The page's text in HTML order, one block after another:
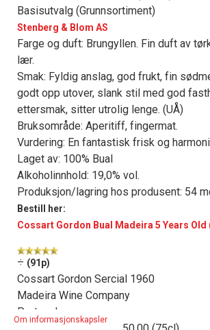
Basisutvalg (Grunnsortiment)
Stenberg & Blom AS
Farge og duft: Brungyllen. Fin duft av
lær.
Smak: Fyldig anslag, god frukt, fin
godt opp utover, slank stil med god
ettersmak, sitter utrolig lenge. (UÅ)
Bruksområde: Aperitiff, fingermat.
Vurdering: En fantastisk frisk og
Laget av: 100% Bual
Alkoholinnhold: 19,0% vol.
Produksjon/lagring hos produsent: 54
Bestill her:
Cossart Gordon Bual Madeira 5 Years Old
÷ (91p)
Cossart Gordon Sercial 1960
Madeira Wine Company
Portugal
Om informasjonskapsler